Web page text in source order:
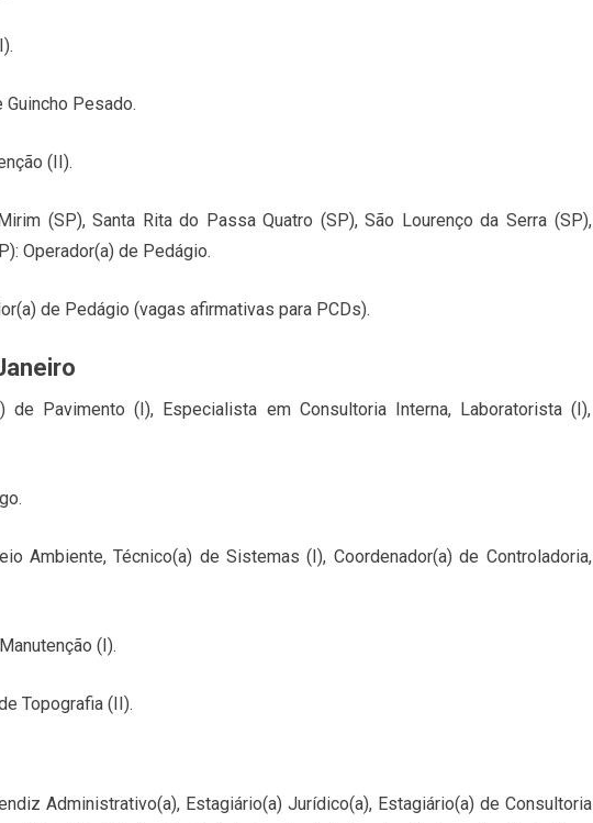
Guincho Pesado.
(II).
(SP), Santa Rita do Passa Quatro (SP), São Lourenço da Serra (SP),
Operador(a) de Pedágio.
de Pedágio (vagas afirmativas para PCDs).
de Pavimento (I), Especialista em Consultoria Interna, Laboratorista (I),
Ambiente, Técnico(a) de Sistemas (I), Coordenador(a) de Controladoria,
(I).
Topografia (II).
Administrativo(a), Estagiário(a) Jurídico(a), Estagiário(a) de Consultoria